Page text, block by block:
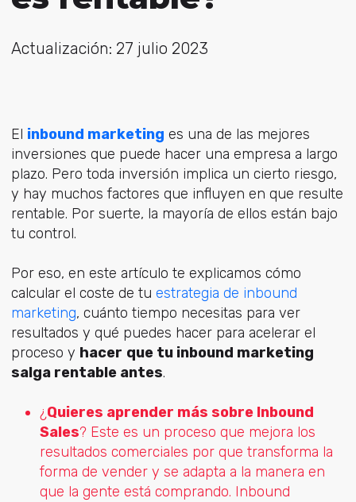
Actualización: 27 julio 2023
El inbound marketing es una de las mejores
inversiones que puede hacer una empresa a largo
plazo. Pero toda inversión implica un cierto riesgo,
y hay muchos factores que influyen en que resulte
rentable. Por suerte, la mayoría de ellos están bajo
tu control.
Por eso, en este artículo te explicamos cómo
calcular el coste de tu estrategia de inbound
marketing, cuánto tiempo necesitas para ver
resultados y qué puedes hacer para acelerar el
proceso y hacer que tu inbound marketing
salga rentable antes.
¿Quieres aprender más sobre Inbound
Sales? Este es un proceso que mejora los
resultados comerciales por que transforma la
forma de vender y se adapta a la manera en
que la gente está comprando. Inbound